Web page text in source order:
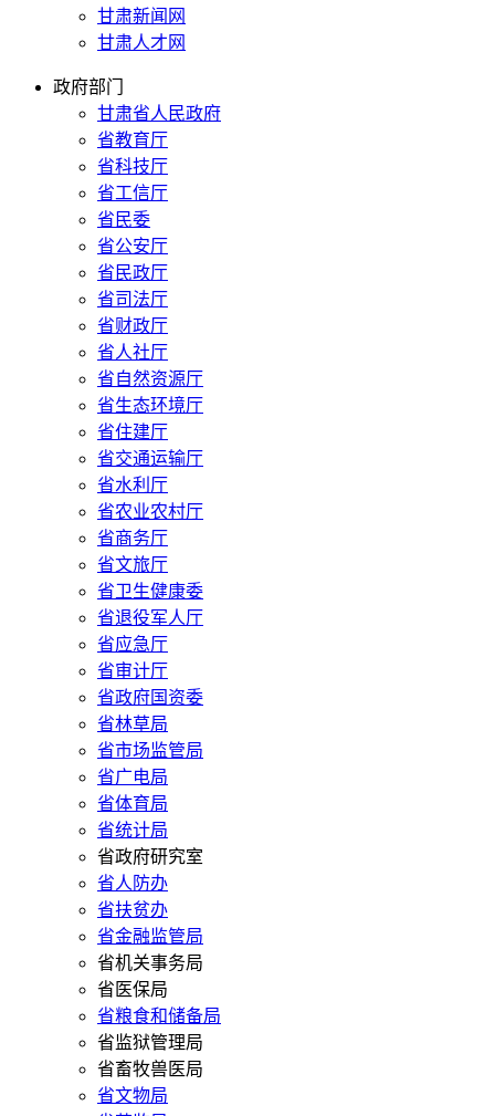
甘肃新闻网
甘肃人才网
政府部门
甘肃省人民政府
省教育厅
省科技厅
省工信厅
省民委
省公安厅
省民政厅
省司法厅
省财政厅
省人社厅
省自然资源厅
省生态环境厅
省住建厅
省交通运输厅
省水利厅
省农业农村厅
省商务厅
省文旅厅
省卫生健康委
省退役军人厅
省应急厅
省审计厅
省政府国资委
省林草局
省市场监管局
省广电局
省体育局
省统计局
省政府研究室
省人防办
省扶贫办
省金融监管局
省机关事务局
省医保局
省粮食和储备局
省监狱管理局
省畜牧兽医局
省文物局